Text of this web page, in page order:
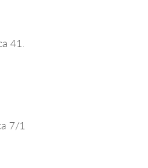
41.
7/1